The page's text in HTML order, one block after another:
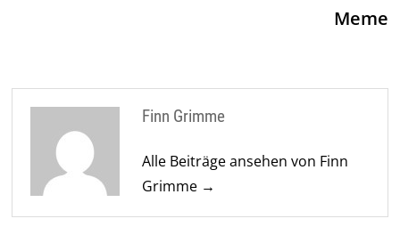
Meme
Finn Grimme
Alle Beiträge ansehen von Finn
Grimme →